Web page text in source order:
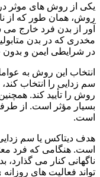
یکی از روش های موثر
روش، همان طور که از
آور از بدن فرد خارج
مخدری که در بدن
در شرایطی ایمن و
انتخاب این روش به
سم زدایی را انتخاب
روش را تأیید کند.
بسیار مؤثر است. از
است.
هدف دیتاکس یا سم
است. هنگامی که فرد
ناگهانی کنار می
تواند فعالیت های